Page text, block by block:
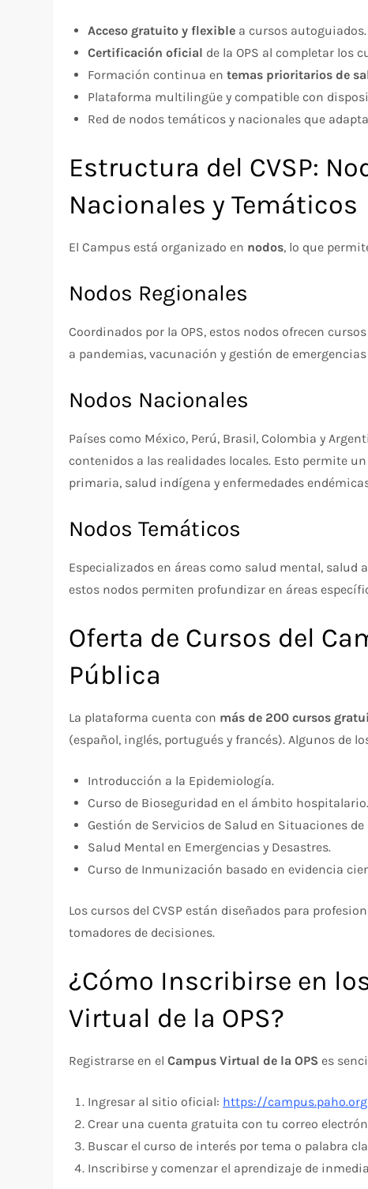
Acceso gratuito y flexible a cursos autoguiados.
Certificación oficial de la OPS al completar los
Formación continua entemas prioritarios de
Plataforma multilingüe y compatible con
Red de nodos temáticos y nacionales que
Estructura del CVSP:
Nacionales y Temáticos
El Campus está organizado en nodos, lo que
Nodos Regionales
Coordinados por la OPS, estos nodos ofrecen
a pandemias, vacunación y gestión de
Nodos Nacionales
Países como México, Perú, Brasil, Colombia y
contenidos a las realidades locales. Esto permite
primaria, salud indígena y enfermedades
Nodos Temáticos
Especializados en áreas como salud mental,
estos nodos permiten profundizar en áreas
Oferta de Cursos del
Pública
La plataforma cuenta con más de 200 cursos
(español, inglés, portugués y francés). Algunos de
Introducción a la Epidemiología.
Curso de Bioseguridad en el ámbito hospitalario.
Gestión de Servicios de Salud en Situaciones de
Salud Mental en Emergencias y Desastres.
Curso de Inmunización basado en evidencia
Los cursos del CVSP están diseñados para
tomadores de decisiones.
¿Cómo Inscribirse en
Virtual de la OPS?
Registrarse en elCampus Virtual de la OPS es
Ingresar al sitio oficial: https://campus.paho.org
Crear una cuenta gratuita con tu correo
Buscar el curso de interés por tema o palabra
Inscribirse y comenzar el aprendizaje de